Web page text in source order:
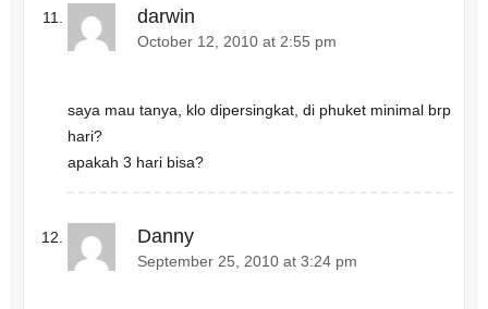
darwin
October 12, 2010 at 2:55 pm
saya mau tanya, klo dipersingkat, di phuket minimal brp
hari?
apakah 3 hari bisa?
Danny
September 25, 2010 at 3:24 pm